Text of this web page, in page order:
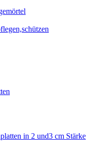
in 2 und3 cm Stärke